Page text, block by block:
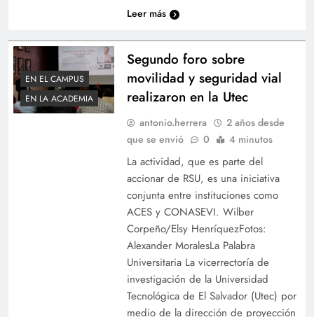
Leer más
EN EL CAMPUS
EN LA ACADEMIA
Segundo foro sobre
movilidad y seguridad vial
realizaron en la Utec
antonio.herrera
2 años desde
que se envió
0 4 minutos
La actividad, que es parte del
accionar de RSU, es una iniciativa
conjunta entre instituciones como
ACES y CONASEVI. Wilber
Corpeño/Elsy HenríquezFotos:
Alexander MoralesLa Palabra
Universitaria La vicerrectoría de
investigación de la Universidad
Tecnológica de El Salvador (Utec) por
medio de la dirección de proyección